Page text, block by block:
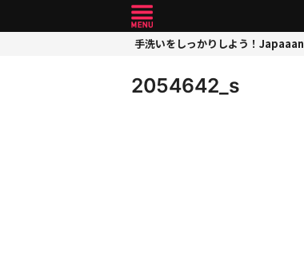
手洗いをしっかりしよう！Japaaan
2054642_s